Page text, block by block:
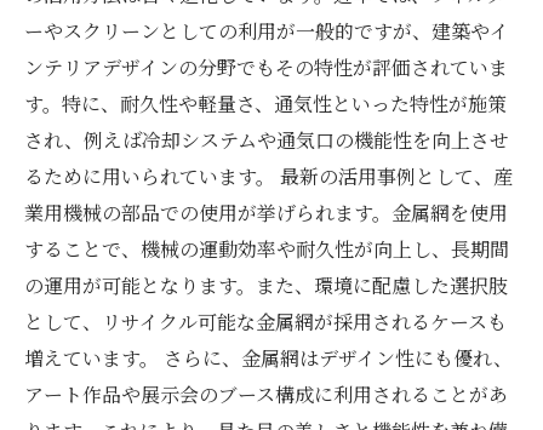
ーやスクリーンとしての利用が一般的ですが、建築やイ
ンテリアデザインの分野でもその特性が評価されていま
す。特に、耐久性や軽量さ、通気性といった特性が施策
され、例えば冷却システムや通気口の機能性を向上させ
るために用いられています。 最新の活用事例として、産
業用機械の部品での使用が挙げられます。金属網を使用
することで、機械の運動効率や耐久性が向上し、長期間
の運用が可能となります。また、環境に配慮した選択肢
として、リサイクル可能な金属網が採用されるケースも
増えています。 さらに、金属網はデザイン性にも優れ、
アート作品や展示会のブース構成に利用されることがあ